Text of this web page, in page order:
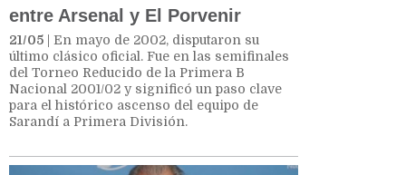
entre Arsenal y El Porvenir
21/05 | En mayo de 2002, disputaron su
último clásico oficial. Fue en las semifinales
del Torneo Reducido de la Primera B
Nacional 2001/02 y significó un paso clave
para el histórico ascenso del equipo de
Sarandí a Primera División.